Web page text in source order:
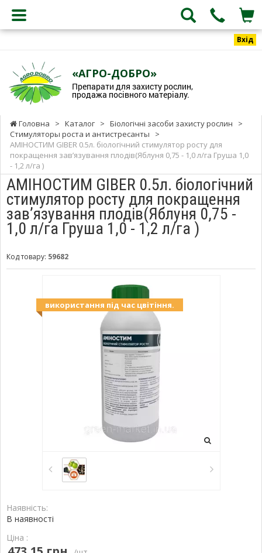
Вхід
«АГРО-ДОБРО»
Препарати для захисту рослин,
продажа посівного матеріалу.
Головна > Каталог > Біологічні засоби захисту рослин
>
Стимуляторы роста и антистресанты
>
АМІНОСТИМ GIBER 0.5л. біологічний стимулятор росту для
покращення зав’язування плодів(Яблуня 0,75 - 1,0 л/га Груша 1,0
- 1,2 л/га )
АМІНОСТИМ GIBER 0.5л. біологічний
стимулятор росту для покращення
зав’язування плодів(Яблуня 0,75 -
1,0 л/га Груша 1,0 - 1,2 л/га )
Код товару: 59682
використання під час цвітіння.
Наявність:
В наявності
Ціна :